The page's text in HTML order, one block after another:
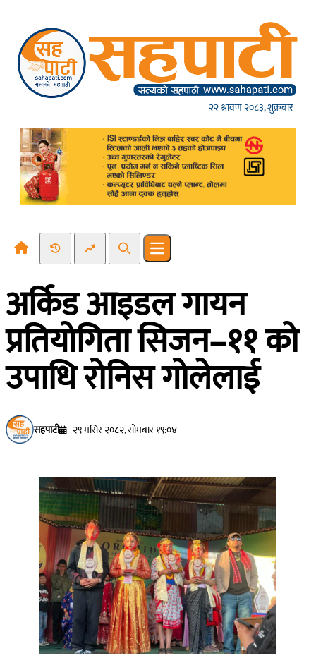
२२ श्रावण २०८३, शुक्रबार
Recent NewsTrending News
SearchOpen main menu
अर्किड आइडल गायन
प्रतियोगिता सिजन–११ को
उपाधि रोनिस गोलेलाई
सहपाटी २९ मंसिर २०८२, सोमबार १९:०४